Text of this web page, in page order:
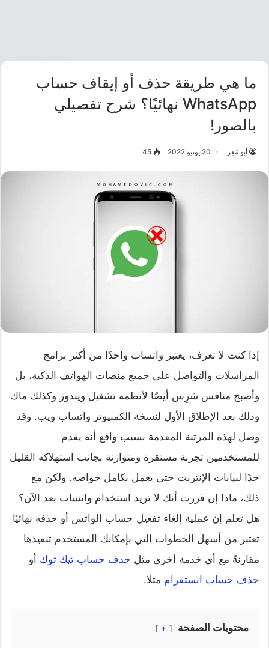
ما هي طريقة حذف أو إيقاف حساب
WhatsApp نهائيًا؟ شرح تفصيلي
بالصور!
أبو مُعِز 20 يونيو 2022 45
إذا كنت لا تعرف، يعتبر واتساب واحدًا من أكثر برامج
المراسلات والتواصل على جميع منصات الهواتف الذكية، بل
وأصبح منافس شرِس أيضًا لأنظمة تشغيل ويندوز وكذلك ماك
وذلك بعد الإطلاق الأول لنسخة الكمبيوتر واتساب ويب. وقد
وصل لهذه المرتبة المقدمة بسبب واقع أنه يقدم
للمستخدمين تجربة مستقرة ومتوازنة بجانب استهلاكه القليل
جدًا لبيانات الإنترنت حتى يعمل بكامل خواصه. ولكن مع
ذلك، ماذا إن قررت أنك لا تريد استخدام واتساب بعد الآن؟
هل تعلم إن عملية إلغاء تفعيل حساب الواتس أو حذفه نهائيًا
تعتبر من أسهل الخطوات التي بإمكانك المستخدم تنفيذها
مقارنةً مع أي خدمة أخرى مثل حذف حساب تيك توك أو
حذف حساب انستقرام مثلا.
محتويات الصفحة +